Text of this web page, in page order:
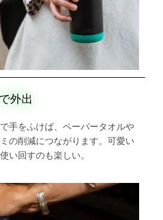
外出
手をふけば、ペーパータオルや
の削減につながります。可愛い
い回すのも楽しい。